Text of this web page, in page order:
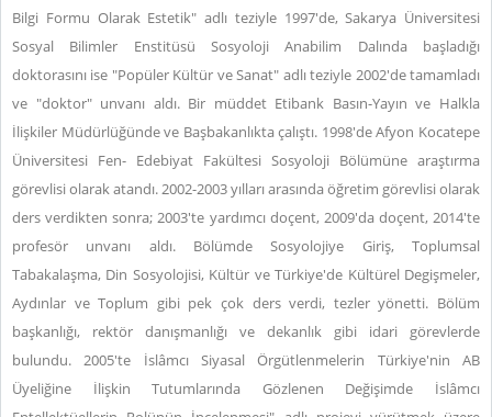
Bilgi Formu Olarak Estetik" adlı teziyle 1997'de, Sakarya Üniversitesi
Sosyal Bilimler Enstitüsü Sosyoloji Anabilim Dalında başladığı
doktorasını ise "Popüler Kültür ve Sanat" adlı teziyle 2002'de tamamladı
ve "doktor" unvanı aldı. Bir müddet Etibank Basın-Yayın ve Halkla
İlişkiler Müdürlüğünde ve Başbakanlıkta çalıştı. 1998'de Afyon Kocatepe
Üniversitesi Fen- Edebiyat Fakültesi Sosyoloji Bölümüne araştırma
görevlisi olarak atandı. 2002-2003 yılları arasında öğretim görevlisi olarak
ders verdikten sonra; 2003'te yardımcı doçent, 2009'da doçent, 2014'te
profesör unvanı aldı. Bölümde Sosyolojiye Giriş, Toplumsal
Tabakalaşma, Din Sosyolojisi, Kültür ve Türkiye'de Kültürel Degişmeler,
Aydınlar ve Toplum gibi pek çok ders verdi, tezler yönetti. Bölüm
başkanlığı, rektör danışmanlığı ve dekanlık gibi idari görevlerde
bulundu. 2005'te İslâmcı Siyasal Örgütlenmelerin Türkiye'nin AB
Üyeliğine İlişkin Tutumlarında Gözlenen Değişimde İslâmcı